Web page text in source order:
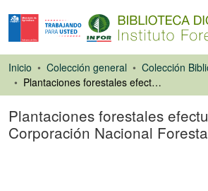
Inicio Colección general
Colección
Plantaciones forestales efectuadas por la Corporación Nacional Forestal
Plantaciones forestales
Corporación Nacional